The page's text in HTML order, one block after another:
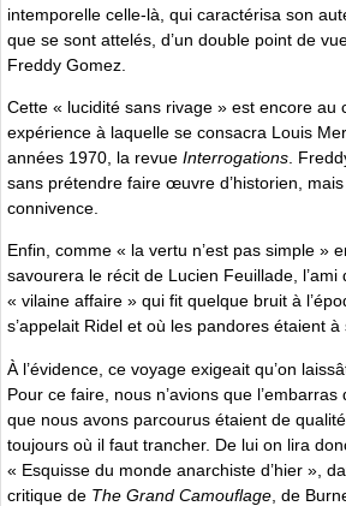
intemporelle celle-là, qui caractérisa son
que se sont attelés, d’un double point de
Freddy Gomez.
Cette « lucidité sans rivage » est encore
expérience à laquelle se consacra Louis
années 1970, la revue Interrogations .
sans prétendre faire œuvre d’historien,
connivence.
Enfin, comme « la vertu n’est pas simple »
savourera le récit de Lucien Feuillade,
« vilaine affaire » qui fit quelque bruit à
s’appelait Ridel et où les pandores étaient à
À l’évidence, ce voyage exigeait qu’on
Pour ce faire, nous n’avions que
que nous avons parcourus étaient de
toujours où il faut trancher. De lui on lira
« Esquisse du monde anarchiste d’hier »,
critique de The Grand Camouflage , de